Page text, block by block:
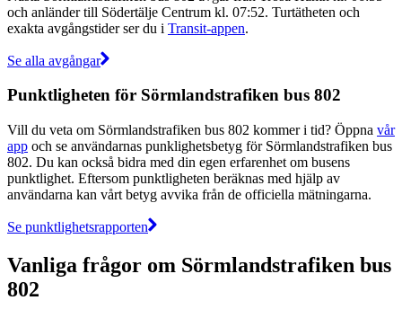
och anländer till Södertälje Centrum kl. 07:52. Turtätheten och
exakta avgångstider ser du i Transit-appen.
Se alla avgångar
Punktligheten för Sörmlandstrafiken bus 802
Vill du veta om Sörmlandstrafiken bus 802 kommer i tid? Öppna vår
app och se användarnas punklighetsbetyg för Sörmlandstrafiken bus
802. Du kan också bidra med din egen erfarenhet om busens
punktlighet. Eftersom punktligheten beräknas med hjälp av
användarna kan vårt betyg avvika från de officiella mätningarna.
Se punktlighetsrapporten
Vanliga frågor om Sörmlandstrafiken bus
802